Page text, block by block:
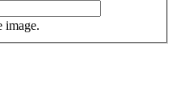
image.